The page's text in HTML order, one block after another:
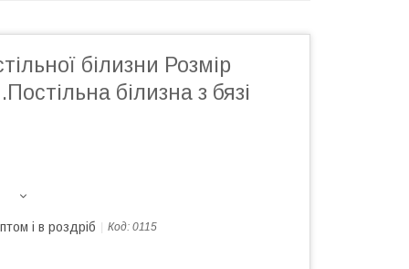
білизни Розмір
білизна з бязі
і в роздріб Код: 0115